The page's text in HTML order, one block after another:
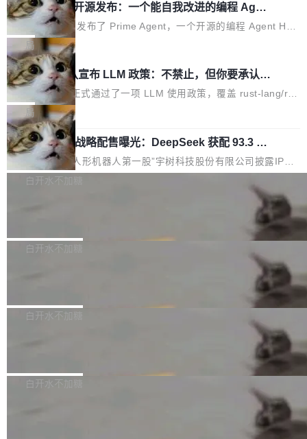
（OHDD：OpenHarmony Hardware Develope
r Day）将在杭州启航。活动面向智能硬件产业
链企业和开发者，邀请行业专家与资深技术顾
问，围绕开源鸿蒙技术能力、设备适配、芯片适
配、功耗与稳定性调优、兼容性测评及统一互联
等内容展开系统讲解和实战交流，帮助企业进一
步了解开源鸿蒙在智能...
障无法工作。Pages、Copilot code review、C
opilot coding agent 全部受影响。从检测到完全
恢复，大约 12 小时。 这是 2026 年 8 月的第六
起事故，其中四起与 AI/Copilot 服务相关。 Git
Hub 员工 kdaigle 在 HN 讨论中贴出了一组数
据：2025 年全年 10 亿次 commit。现在，每周
2.75 亿次，全年预计 140 亿次。GitHub...
Prime Agent 开源发布：一个能自我改进的编程 Agen
t，ARC-AGI 3 超越人类专家基线
Prime Intellect 发布了 Prime Agent，一个开源的编程 Agent Har
ness，核心设计围绕两个抽象：Recursive Language Model（RL
M）和 Continual Harness。在 ARC-AGI 3 基准测试上，Prime A
gent + Opus 5 的组合达到了 95.5% RHAE Best@1，超过了 AR
C 报告的人类专家基线 95.4%。 不是又一个 coding agent 包装器
Prime Agent 的架构和市面上大多数 coding agent 有本质区别。
大多数 agent harness 的设计是基于早期模型的能力—...
局
Rust 项目团队宣布 LLM 政策：不禁止，但你要承认哪
些代码不是你写的
Rust 语言项目正式通过了一项 LLM 使用政策，覆盖 rust-lang/rus
t 单一仓库的代码贡献。这不是项目级别的官方立场，目前由五个
团队采纳，但它可能是主流开源项目中关于 AI 辅助贡献最细致的一
份规则。 政策的核心只有一句话：LLM 可以用来分析、提炼、审
阅、建议，但不能用来创作。 具体来说，LLM 生成的代码可以提
交，但必须满足五个条件：预先安排、非关键、高质量、充分测
试、充分审查，并且必须披露。LLM 不得生成涉及安全性的关键变
更，除非作者本身就是领域专家。即使如此，政策也"强烈不建
议"这么做。 对于不披露的情况，审核者可以直接关闭 PR，无需解
释。 政策作者 Jynn Ne...
局
宇树科技 IPO 战略配售曝光：DeepSeek 获配 93.3 万
股，锁定 36 个月
8月6日晚间，“人形机器人第一股”宇树科技股份有限公司披露IPO
发行价格及战略配售结果，杭州深度求索人工智能基础技术研究有
限公司（DeepSeek）获配93.3399万股，按150.8元/股发行价格
计算，认购金额约1.41亿元，股份锁定期为36个月。 公告显示，
本次宇树科技战略配售对象主要包括长期投资机构、与公司业务具
有战略合作关系或长期合作愿景的大型企业、科创板保荐人跟投子
公司，以及公司高级管理人员和核心员工参与设立的专项资产管理
计划。其中，DeepSeek作为与宇树科技具备战略合作关系的企
业，获配股份数量占本次发行数量的2.31%。 除DeepSeek外，腾
讯旗下上海启善投资有限公司获配9...
白开水不加糖
Bug fixes and enhancements 修复多次传递同
一个回归问题，该问题导致拉取镜像时会拒绝包
题，该问题可能导致在旧版 Linux 内核...
白开水不加糖
今年 7 月，Apache Fluss 的毕业提案在 Apache 孵化器项目管理
委员会（IPMC）投票中获得全票通过，随后获 Apache 软件基金
会董事会批准。今天，Apache 软件基金会正式宣布 Apache Fluss
孵化毕业，成为 Apache 顶级项目（TLP）！这一里程碑不仅标志
着 Fluss 迈入新的发展阶段，也将进一步推动流式存储、实时湖仓
与 AI 数据基础加速融合，为实时数据基础设施的发展开启新的篇
白开水不加糖
埃隆·马斯克推出的AI百科项目 Grokipedia 被曝长期停止内容更
新，未能实现其作为“AI版维基百科”替代品的目标。 据 Lawfare 最
新调查，自今年4月以来，Grokipedia 页面更新功能基本停滞，过
去三个月内没有任何条目完成更新，用户提交的编辑请求也长期处
于待处理状态。 Grokipedia 于去年底上线，定位为由人工智能生
白开水不加糖
如果你在 Spring Boot 里做过国际化，流程大概是这样的：配 Mes